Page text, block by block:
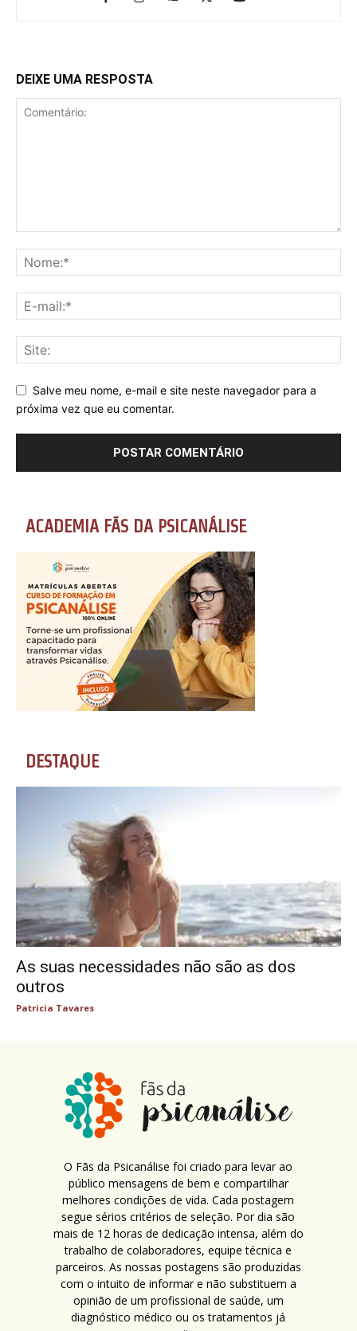
DEIXE UMA RESPOSTA
Salve meu nome, e-mail e site neste navegador para a
próxima vez que eu comentar.
ACADEMIA FÃS DA PSICANÁLISE
DESTAQUE
As suas necessidades não são as dos
outros
Patricia Tavares
O Fãs da Psicanálise foi criado para levar ao
público mensagens de bem e compartilhar
melhores condições de vida. Cada postagem
segue sérios critérios de seleção. Por dia são
mais de 12 horas de dedicação intensa, além do
trabalho de colaboradores, equipe técnica e
parceiros. As nossas postagens são produzidas
com o intuito de informar e não substituem a
opinião de um profissional de saúde, um
diagnóstico médico ou os tratamentos já